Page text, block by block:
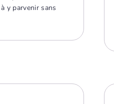
y parvenir sans